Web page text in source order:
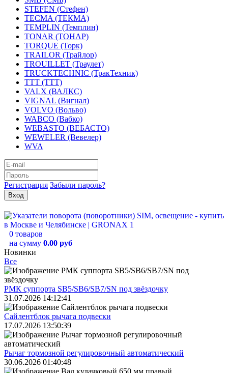
STEFEN (Стефен)
TECMA (ТЕКМА)
TEMPLIN (Темплин)
TONAR (ТОНАР)
TORQUE (Торк)
TRAILOR (Трайлор)
TROUILLET (Траулет)
TRUCKTECHNIC (ТракТехник)
TTT (ТТТ)
VALX (ВАЛКС)
VIGNAL (Вигнал)
VOLVO (Вольво)
WABCO (Вабко)
WEBASTO (ВЕБАСТО)
WEWELER (Вевелер)
WVA
Регистрация Забыли пароль?
0 товаров
на сумму 0.00 руб
Новинки
Все
РМК суппорта SB5/SB6/SB7/SN под звёздочку
31.07.2026 14:12:41
Сайлентблок рычага подвески
17.07.2026 13:50:39
Рычаг тормозной регулировочный автоматический
30.06.2026 01:40:48